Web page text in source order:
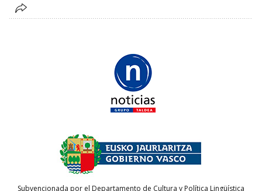
Subvencionada por el Departamento de Cultura y Política Lingüística